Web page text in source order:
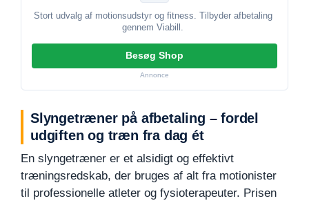
Stort udvalg af motionsudstyr og fitness. Tilbyder afbetaling
gennem Viabill.
Besøg Shop
Annonce
Slyngetræner på afbetaling – fordel
udgiften og træn fra dag ét
En slyngetræner er et alsidigt og effektivt
træningsredskab, der bruges af alt fra motionister
til professionelle atleter og fysioterapeuter. Prisen